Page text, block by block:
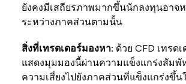
ยังคงมีเสถียรภาพมากขึ้นนักลงทุนอาจ
ระหว่างภาคส่วนตามนั้น
สิ่งที่เทรดเดอร์มองหา: ด้วย CFD เทรด
แสดงมุมมองนี้ผ่านความแข็งแกร่งสัมพั
ความเสี่ยงไปยังภาคส่วนที่แข็งแกร่งขึ้